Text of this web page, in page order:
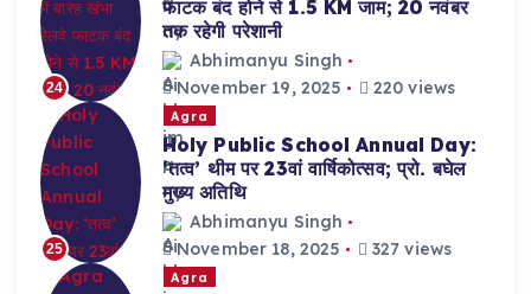
24
फाटक बंद होने से 1.5 KM जाम; 20 नवंबर
तक रहेगी परेशानी
Abhimanyu Singh
November 19, 2025
220 views
25
Agra
Holy Public School Annual Day:
‘तत्व’ थीम पर 23वां वार्षिकोत्सव; प्रो. बघेल
मुख्य अतिथि
Abhimanyu Singh
November 18, 2025
327 views
Agra